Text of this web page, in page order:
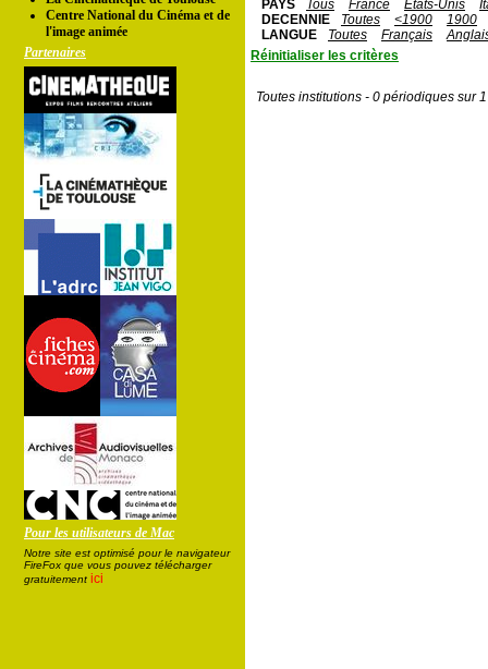
Centre National du Cinéma et de
l'image animée
Partenaires
Pour les utilisateurs de Mac
Notre site est optimisé pour le navigateur
FireFox que vous pouvez télécharger
gratuitement ici
PAYS
Tous France Etats-Unis
DECENNIE
Toutes <1900
1900
LANGUE
Toutes Français
Réinitialiser les critères
Toutes institutions - 0 périodiques sur